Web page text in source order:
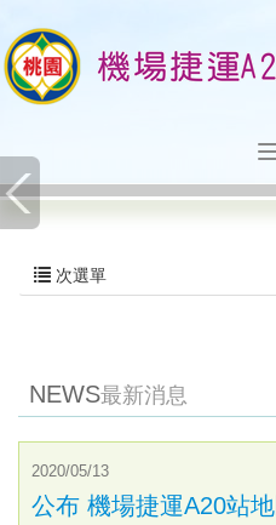
次選單
NEWS最新消息
2020/05/13
公布 機場捷運A20站